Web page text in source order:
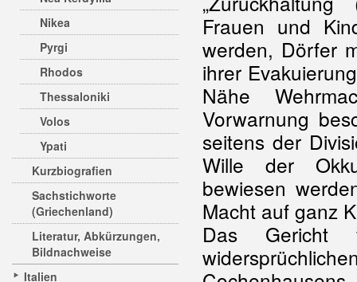
Nikea
Pyrgi
Rhodos
Thessaloniki
Volos
Ypati
Kurzbiografien
Sachstichworte
(Griechenland)
Literatur, Abkürzungen,
Bildnachweise
Italien
Frauen und
werden, Dörfer
ihrer
Nähe
Vorwarnung
seitens der
Wille der
bewiesen
Macht auf ganz
Das